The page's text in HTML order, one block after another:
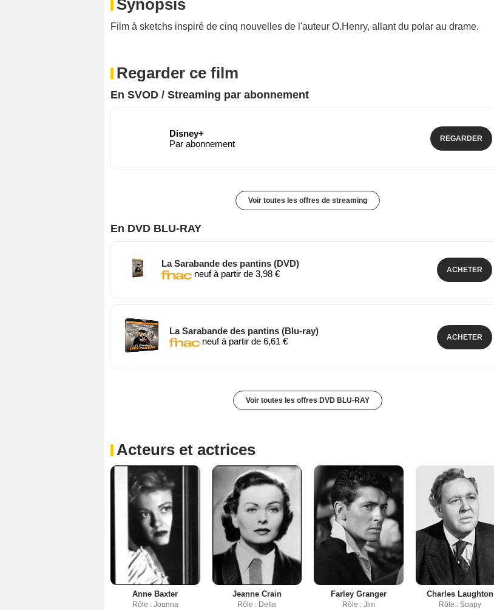
Synopsis
Film à sketchs inspiré de cinq nouvelles de l'auteur O.Henry, allant du polar au drame.
Regarder ce film
En SVOD / Streaming par abonnement
Disney+
Par abonnement
REGARDER
Voir toutes les offres de streaming
En DVD BLU-RAY
La Sarabande des pantins (DVD)
neuf à partir de 3,98 €
ACHETER
La Sarabande des pantins (Blu-ray)
neuf à partir de 6,61 €
ACHETER
Voir toutes les offres DVD BLU-RAY
Acteurs et actrices
Anne Baxter
Rôle : Joanna
Jeanne Crain
Rôle : Della
Farley Granger
Rôle : Jim
Charles Laughton
Rôle : Soapy